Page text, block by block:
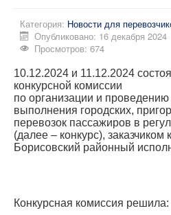
Административные процедуры
Расписание движения
Портал перевозчиков
Контрольно-ревизорская служба
Карта сайта
Категория: Новости для
Опубликовано: 16 декабря 2024
Просмотров: 674
10.12.2024 и 11.12.2024
конкурсной комиссии
по организации и
выполнения городских,
перевозок пассажиров в
(далее – конкурс), заказчиком
Борисовский районный
Конкурсная комиссия решила: